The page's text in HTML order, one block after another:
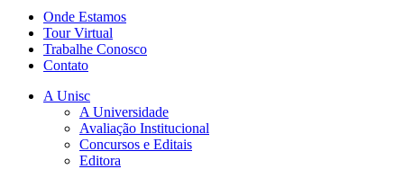
Onde Estamos
Tour Virtual
Trabalhe Conosco
Contato
A Unisc
A Universidade
Avaliação Institucional
Concursos e Editais
Editora